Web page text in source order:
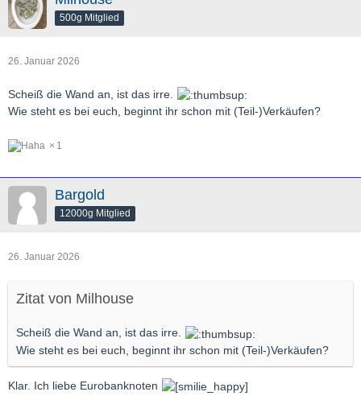
500g Mitglied
26. Januar 2026
Scheiß die Wand an, ist das irre.
Wie steht es bei euch, beginnt ihr schon mit (Teil-)Verkäufen?
1
Bargold
12000g Mitglied
26. Januar 2026
Zitat von Milhouse
Scheiß die Wand an, ist das irre.
Wie steht es bei euch, beginnt ihr schon mit (Teil-)Verkäufen?
Klar. Ich liebe Eurobanknoten